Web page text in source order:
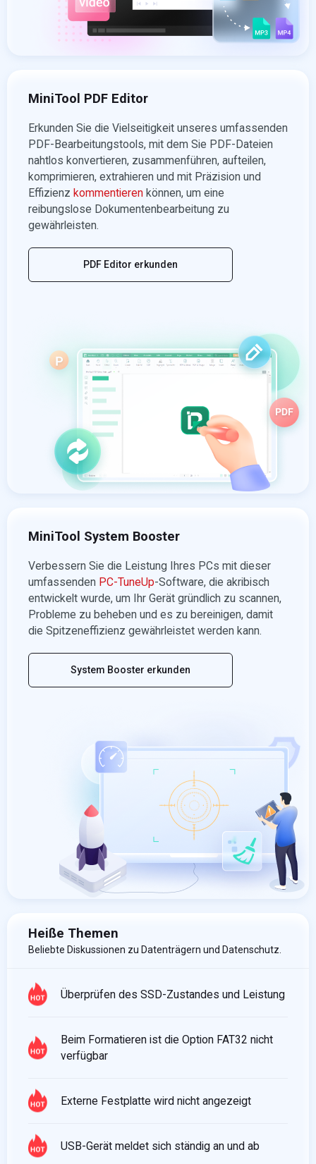
Heiße Themen
Beliebte Diskussionen zu Datenträgern und Datenschutz.
Überprüfen des SSD-Zustandes und Leistung
Beim Formatieren ist die Option FAT32 nicht
verfügbar
Externe Festplatte wird nicht angezeigt
USB-Gerät meldet sich ständig an und ab
MiniTool PDF Editor
Erkunden Sie die Vielseitigkeit unseres umfassenden
PDF-Bearbeitungstools, mit dem Sie PDF-Dateien
nahtlos konvertieren, zusammenführen, aufteilen,
komprimieren, extrahieren und mit Präzision und
Effizienz kommentieren können, um eine
reibungslose Dokumentenbearbeitung zu
gewährleisten.
PDF Editor erkunden
MiniTool System Booster
Verbessern Sie die Leistung Ihres PCs mit dieser
umfassenden PC-TuneUp-Software, die akribisch
entwickelt wurde, um Ihr Gerät gründlich zu scannen,
Probleme zu beheben und es zu bereinigen, damit
die Spitzeneffizienz gewährleistet werden kann.
System Booster erkunden